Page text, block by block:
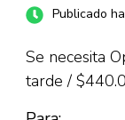
Publicado
Se necesita
tarde /